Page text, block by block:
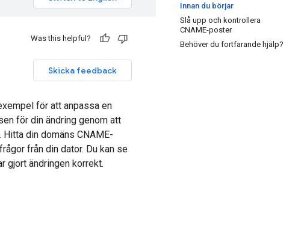
Innan du börjar
Slå upp och kontrollera
CNAME-poster
Behöver du fortfarande hjälp?
Was this helpful?
Skicka feedback
för att anpassa en
för din ändring genom att
din domäns CNAME-
från din dator. Du kan se
gjort ändringen korrekt.